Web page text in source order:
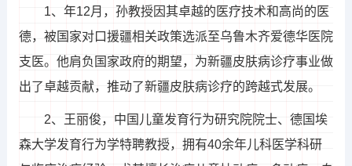
1、年12月，孙教授因其卓越的医疗技术和高尚的医
德，被国家对口援疆相关政策选派至乌鲁木齐爱德华医院
支医。他肩负国家政府的期望，为新疆皮肤病诊疗事业做
出了卓越贡献，推动了新疆皮肤病诊疗的跨越式发展。
2、王丽俊，中国儿童发育行为研究院院士、德国埃
森大学发育行为学特聘教授，拥有40余年儿科医学科研